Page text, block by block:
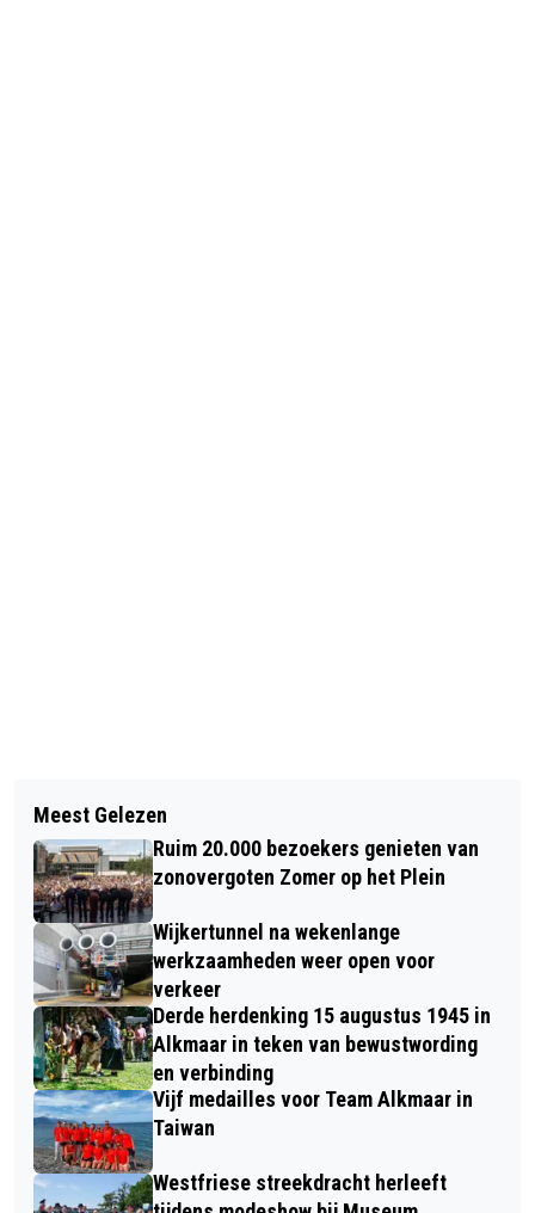
ALKMAARSE KAASMARKT ZOEKT
KAASMEISJES EN -JONGENS
MADNESS: AL 45 JAAR ’TÉ GEK!’
Meest Gelezen
Ruim 20.000 bezoekers genieten van
zonovergoten Zomer op het Plein
Wijkertunnel na wekenlange
werkzaamheden weer open voor
verkeer
Derde herdenking 15 augustus 1945 in
Alkmaar in teken van bewustwording
en verbinding
Vijf medailles voor Team Alkmaar in
Taiwan
Westfriese streekdracht herleeft